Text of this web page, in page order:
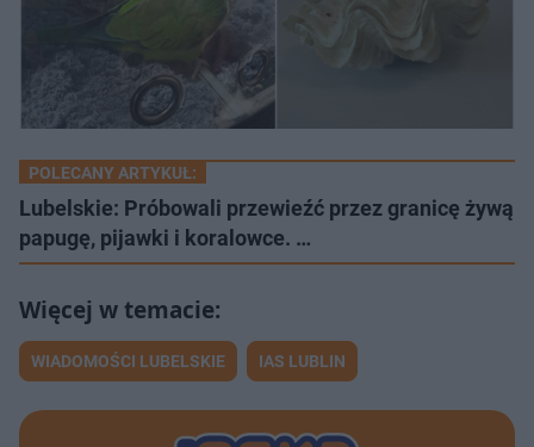
POLECANY ARTYKUŁ:
Lubelskie: Próbowali przewieźć przez granicę żywą
papugę, pijawki i koralowce. …
WIADOMOŚCI LUBELSKIE IAS LUBLIN